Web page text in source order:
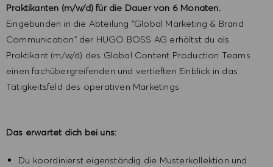
Praktikanten (m/w/d) für die Dauer von 6 Monaten.
Eingebunden in die Abteilung "Global Marketing & Brand
Communication" der HUGO BOSS AG erhältst du als
Praktikant (m/w/d) des Global Content Production Teams
einen fachübergreifenden und vertieften Einblick in das
Tätigkeitsfeld des operativen Marketings
Das erwartet dich bei uns:
Du koordinierst eigenständig die Musterkollektion und